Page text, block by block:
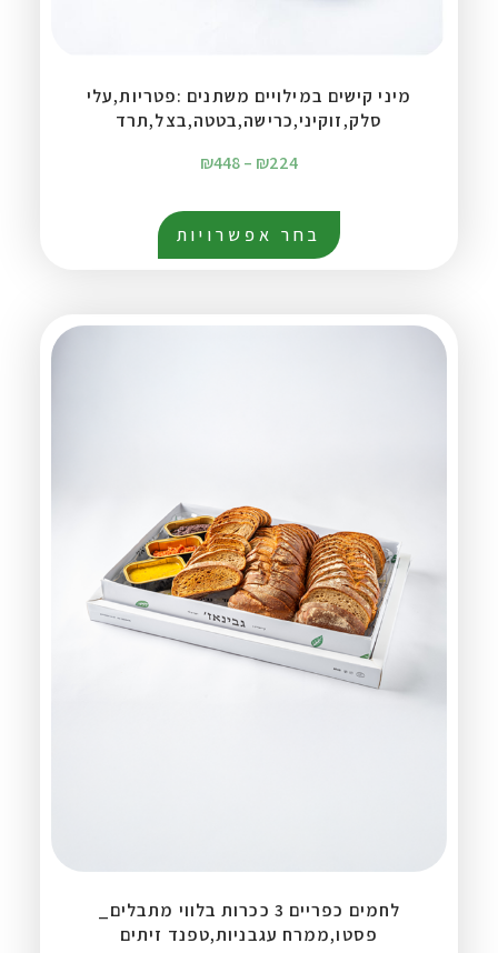
מיני קישים במילויים משתנים :פטריות,עלי
סלק,זוקיני,כרישה,בטטה,בצל,תרד
₪224
–
₪448
בחר אפשרויות
לחמים כפריים 3 ככרות בלווי מתבלים_
פסטו,ממרח עגבניות,טפנד זיתים